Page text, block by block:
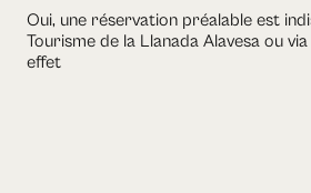
Oui, une réservation préalable est
Tourisme de la Llanada Alavesa ou
effet